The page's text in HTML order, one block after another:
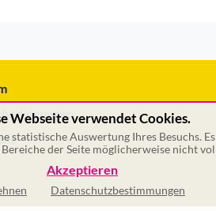
Webseite verwendet Cookies.
Auswertung Ihres Besuchs.
der Seite möglicherweise nicht
Akzeptieren
Datenschutzbestimmungen